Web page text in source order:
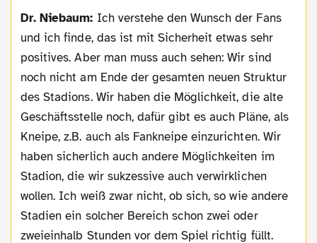
Dr. Niebaum: Ich verstehe den Wunsch der Fans
und ich finde, das ist mit Sicherheit etwas sehr
positives. Aber man muss auch sehen: Wir sind
noch nicht am Ende der gesamten neuen Struktur
des Stadions. Wir haben die Möglichkeit, die alte
Geschäftsstelle noch, dafür gibt es auch Pläne, als
Kneipe, z.B. auch als Fankneipe einzurichten. Wir
haben sicherlich auch andere Möglichkeiten im
Stadion, die wir sukzessive auch verwirklichen
wollen. Ich weiß zwar nicht, ob sich, so wie andere
Stadien ein solcher Bereich schon zwei oder
zweieinhalb Stunden vor dem Spiel richtig füllt.